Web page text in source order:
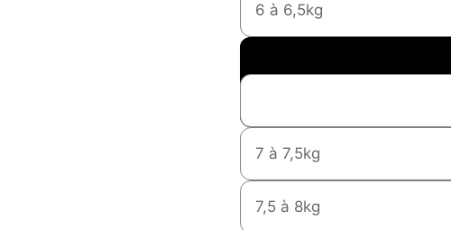
6 à 6,5kg
7 à 7,5kg
7,5 à 8kg